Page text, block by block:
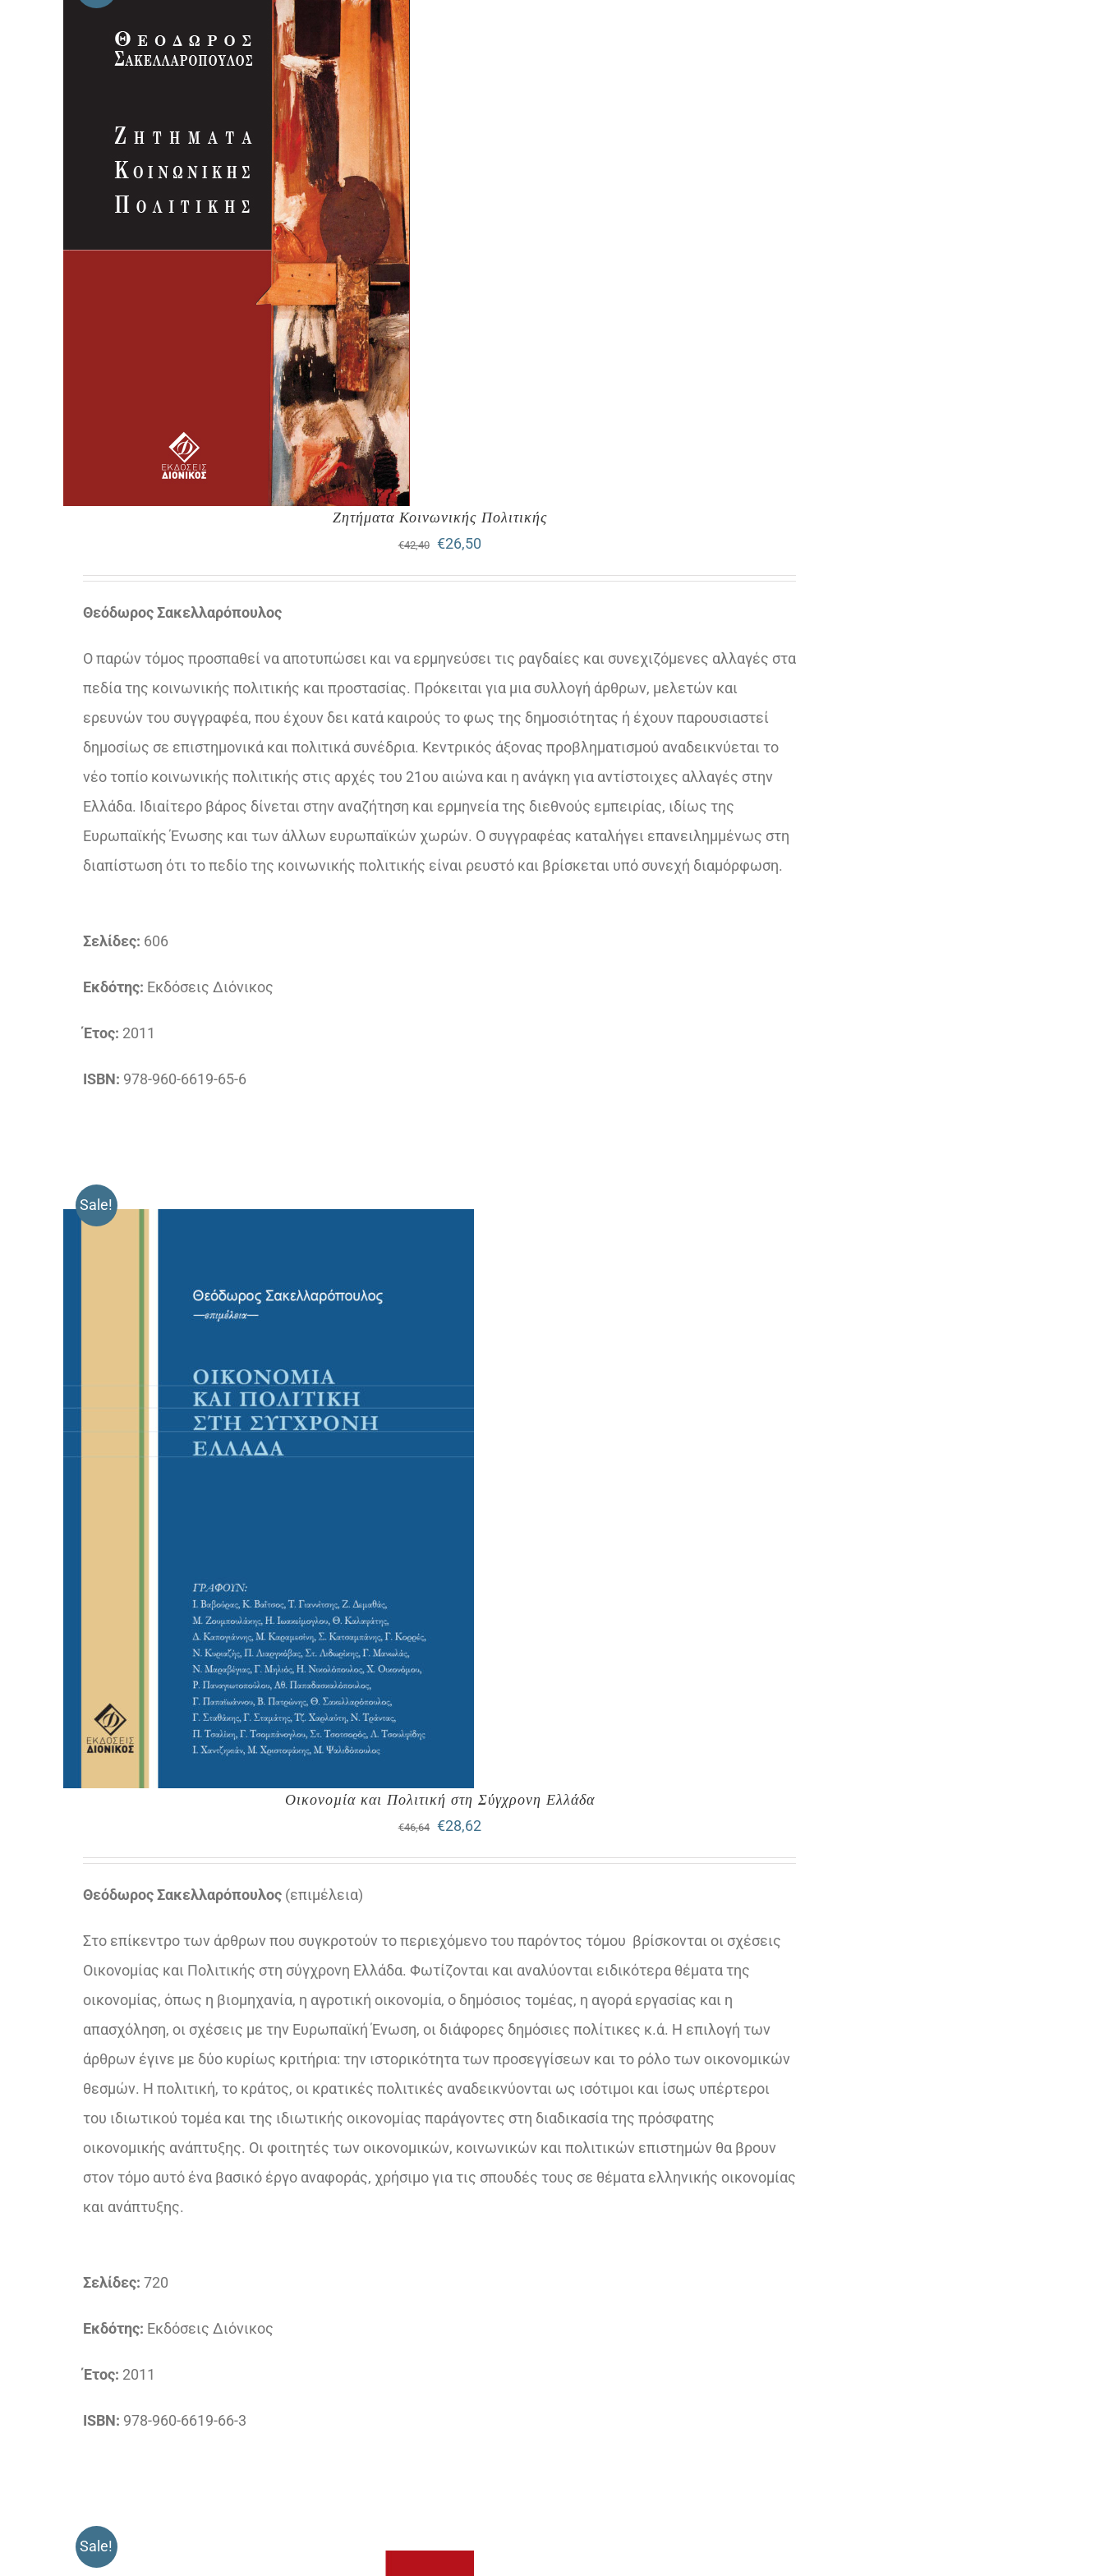
Ζητήματα Κοινωνικής Πολιτικής
€42,40
Original
price
€26,50Η
τρέχουσα
€26,50.
Θεόδωρος Σακελλαρόπουλος
Ο παρών τόμος προσπαθεί να αποτυπώσει και να ερμηνεύσει τις ραγδαίες και συνεχιζόμενες αλλαγές στα
πεδία της κοινωνικής πολιτικής και προστασίας. Πρόκειται για μια συλλογή άρθρων, μελετών και
ερευνών του συγγραφέα, που έχουν δει κατά καιρούς το φως της δημοσιότητας ή έχουν παρουσιαστεί
δημοσίως σε επιστημονικά και πολιτικά συνέδρια. Κεντρικός άξονας προβληματισμού αναδεικνύεται το
νέο τοπίο κοινωνικής πολιτικής στις αρχές του 21ου αιώνα και η ανάγκη για αντίστοιχες αλλαγές στην
Ελλάδα. Ιδιαίτερο βάρος δίνεται στην αναζήτηση και ερμηνεία της διεθνούς εμπειρίας, ιδίως της
Ευρωπαϊκής Ένωσης και των άλλων ευρωπαϊκών χωρών. Ο συγγραφέας καταλήγει επανειλημμένως στη
διαπίστωση ότι το πεδίο της κοινωνικής πολιτικής είναι ρευστό και βρίσκεται υπό συνεχή διαμόρφωση.
Σελίδες: 606
Εκδότης: Εκδόσεις Διόνικος
Έτος: 2011
ISBN: 978-960-6619-65-6
Sale!
Οικονοµία και Πολιτική στη Σύγχρονη Ελλάδα
€46,64
Original
price
€28,62Η
τρέχουσα
€28,62.
Θεόδωρος Σακελλαρόπουλος (επιµέλεια)
Στο επίκεντρο των άρθρων που συγκροτούν το περιεχόμενο του παρόντος τόμου βρίσκονται οι σχέσεις
Οικονομίας και Πολιτικής στη σύγχρονη Ελλάδα. Φωτίζονται και αναλύονται ειδικότερα θέματα της
οικονομίας, όπως η βιομηχανία, η αγροτική οικονομία, ο δημόσιος τομέας, η αγορά εργασίας και η
απασχόληση, οι σχέσεις με την Ευρωπαϊκή Ένωση, οι διάφορες δημόσιες πολίτικες κ.ά. Η επιλογή των
άρθρων έγινε με δύο κυρίως κριτήρια: την ιστορικότητα των προσεγγίσεων και το ρόλο των οικονομικών
θεσμών. Η πολιτική, το κράτος, οι κρατικές πολιτικές αναδεικνύονται ως ισότιμοι και ίσως υπέρτεροι
του ιδιωτικού τομέα και της ιδιωτικής οικονομίας παράγοντες στη διαδικασία της πρόσφατης
οικονομικής ανάπτυξης. Οι φοιτητές των οικονομικών, κοινωνικών και πολιτικών επιστημών θα βρουν
στον τόμο αυτό ένα βασικό έργο αναφοράς, χρήσιμο για τις σπουδές τους σε θέματα ελληνικής οικονομίας
και ανάπτυξης.
Σελίδες: 720
Εκδότης: Εκδόσεις Διόνικος
Έτος: 2011
ISBN: 978-960-6619-66-3
Sale!